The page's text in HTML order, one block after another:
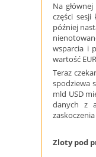
Na
części
później
wsparcia i
wartość
Teraz
spodziewa
mld USD
danych z
Zloty pod